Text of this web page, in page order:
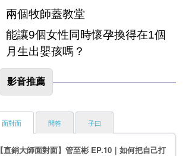
兩個牧師蓋教堂
能讓9個女性同時懷孕換得在1個
月生出嬰孩嗎？
影音推薦
面對面
【直銷大師面對面】管至彬 EP.10｜如何把自己打
問答 子曰